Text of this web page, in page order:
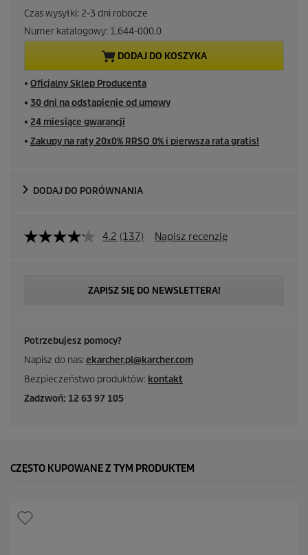
a
l
n
a
c
e
n
Czas wysyłki: 2-3 dni robocze
Numer katalogowy: 1.644-000.0
DODAJ DO KOSZYKA
■ Oficjalny Sklep Producenta
■ 30 dni na odstąpienie od umowy
■ 24 miesiące gwarancji
■ Zakupy na raty 20x0% RRSO 0% i pierwsza rata gratis!
DODAJ DO PORÓWNANIA
4.2 (137) Napisz recenzję
ZAPISZ SIĘ DO NEWSLETTERA!
Potrzebujesz pomocy?
Napisz do nas:ekarcher.pl@karcher.com
Bezpieczeństwo produktów: kontakt
Zadzwoń: 12 63 97 105
CZĘSTO KUPOWANE Z TYM PRODUKTEM